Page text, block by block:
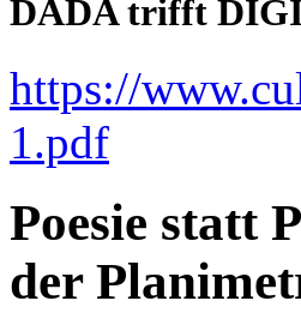
DADA trifft
https://
1.pdf
Poesie statt
der